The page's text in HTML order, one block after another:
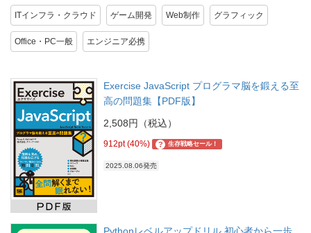
ITインフラ・クラウド ゲーム開発 Web制作 グラフィック
Office・PC一般 エンジニア必携
Exercise JavaScript プログラマ脳を鍛える至
高の問題集【PDF版】
2,508円（税込）
912pt (40%) ? 生存戦略セール！
2025.08.06発売
Pythonレベルアップドリル 初心者から一歩